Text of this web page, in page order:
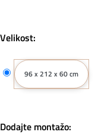
Velikost:
96 x 212 x 60 cm
Dodajte montažo: